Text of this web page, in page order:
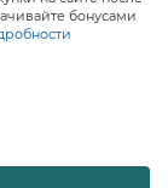
бонусами